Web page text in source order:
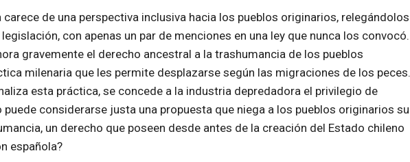
carece de una perspectiva inclusiva hacia los pueblos originarios, relegándolos
con apenas un par de menciones en una ley que nunca los convocó.
gravemente el derecho ancestral a la trashumancia de los pueblos
milenaria que les permite desplazarse según las migraciones de los peces.
esta práctica, se concede a la industria depredadora el privilegio de
considerarse justa una propuesta que niega a los pueblos originarios su
un derecho que poseen desde antes de la creación del Estado chileno
española?